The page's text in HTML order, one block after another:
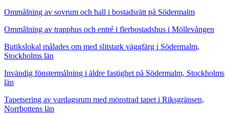
Ommålning av sovrum och hall i bostadsrätt på Södermalm
Ommålning av trapphus och entré i flerbostadshus i Möllevången
Butikslokal målades om med slitstark väggfärg i Södermalm,
Stockholms län
Invändig fönstermålning i äldre fastighet på Södermalm, Stockholms
län
Tapetsering av vardagsrum med mönstrad tapet i Riksgränsen,
Norrbottens län